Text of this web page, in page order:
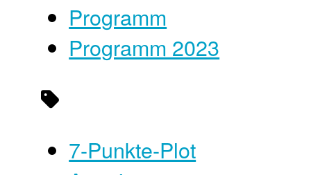
Programm
Programm 2023
7-Punkte-Plot